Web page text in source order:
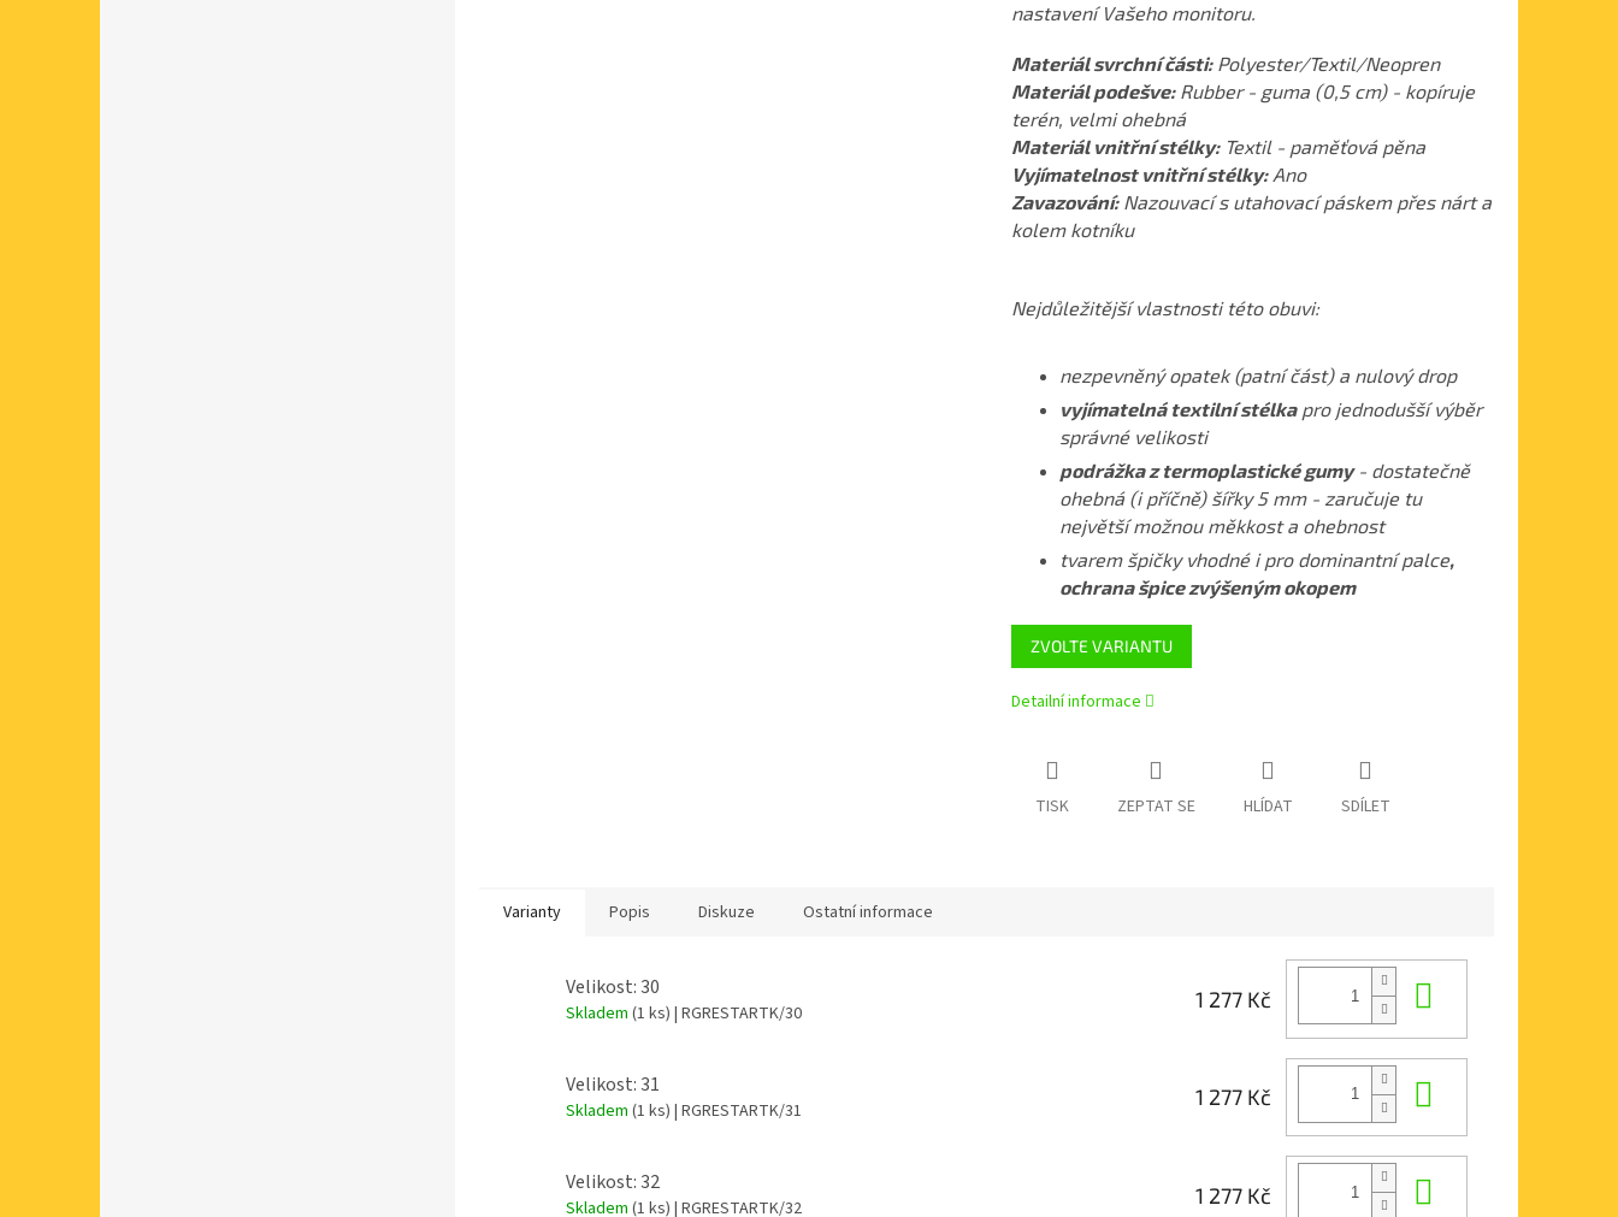
ZVOLTE VARIANTU
nastavení Vašeho monitoru.
Materiál svrchní části:Polyester/Textil/Neopren
Materiál podešve:Rubber - guma (0,5 cm) - kopíruje
terén, velmi ohebná
Materiál vnitřní stélky:Textil - paměťová pěna
Vyjímatelnost vnitřní stélky:Ano
Zavazování:Nazouvací s utahovací páskem přes nárt a
kolem kotníku
Nejdůležitější vlastnosti této obuvi:
nezpevněný opatek (patní část) a nulový drop
vyjímatelná textilní stélkapro jednodušší výběr
správné velikosti
podrážka z termoplastické gumy- dostatečně
ohebná (i příčně) šířky 5 mm - zaručuje tu
největší možnou měkkost a ohebnost
tvarem špičky vhodné i pro dominantní palce,
ochrana špice zvýšeným okopem
Detailní informace
TISK ZEPTAT SE HLÍDAT SDÍLET
Varianty Popis Diskuze Ostatní informace
Velikost: 30
Skladem (1 ks) | RGRESTARTK/30
1 277 Kč
Velikost: 31
Skladem (1 ks) | RGRESTARTK/31
1 277 Kč
Velikost: 32
Skladem (1 ks) | RGRESTARTK/32
1 277 Kč